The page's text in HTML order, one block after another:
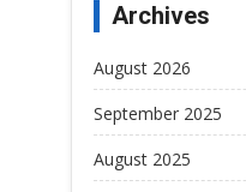
Archives
August 2026
September 2025
August 2025